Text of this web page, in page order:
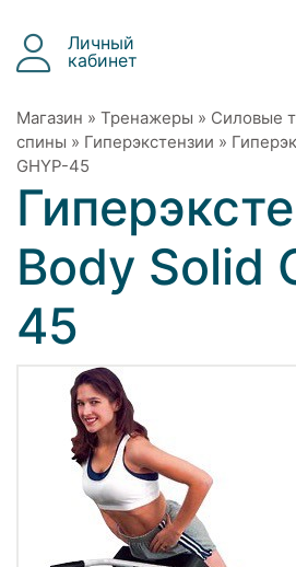
Личный
кабинет
Магазин » Тренажеры » Силовые
спины » Гиперэкстензии »
GHYP-45
Body Solid
45